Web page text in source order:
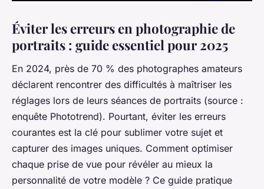
Éviter les erreurs en photographie de
portraits : guide essentiel pour 2025
En 2024, près de 70 % des photographes amateurs
déclarent rencontrer des difficultés à maîtriser les
réglages lors de leurs séances de portraits (source :
enquête Phototrend). Pourtant, éviter les erreurs
courantes est la clé pour sublimer votre sujet et
capturer des images uniques. Comment optimiser
chaque prise de vue pour révéler au mieux la
personnalité de votre modèle ? Ce guide pratique